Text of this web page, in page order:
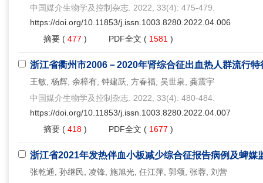
中国媒介生物学及控制杂志. 2022, 33(4): 475-479.
https://doi.org/10.11853/j.issn.1003.8280.2022.04.006
摘要 ( 477 ) PDF全文 ( 1581 )
浙江省衢州市2006－2020年肾综合征出血热人群流行
王敏, 杨辉, 余樟有, 钟建跃, 方春福, 吴世泉, 龚震宇
中国媒介生物学及控制杂志. 2022, 33(4): 480-484.
https://doi.org/10.11853/j.issn.1003.8280.2022.04.007
摘要 ( 418 ) PDF全文 ( 1677 )
浙江省2021年发热伴血小板减少综合征报告病例及蜱媒
张乾通, 孙继民, 凌锋, 施旭光, 任江萍, 郭颂, 张蓉, 刘营